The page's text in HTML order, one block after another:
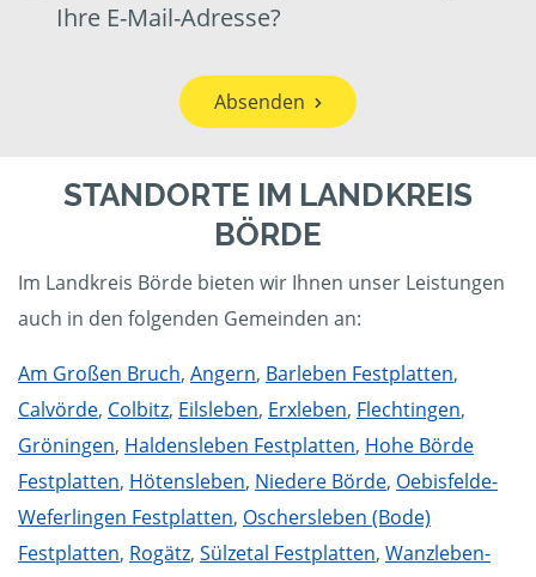
Ihre E-Mail-Adresse?
Absenden
STANDORTE IM LANDKREIS
BÖRDE
Im Landkreis Börde bieten wir Ihnen unser Leistungen
auch in den folgenden Gemeinden an:
Am Großen Bruch, Angern, Barleben Festplatten,
Calvörde, Colbitz, Eilsleben, Erxleben, Flechtingen,
Gröningen, Haldensleben Festplatten, Hohe Börde
Festplatten, Hötensleben, Niedere Börde, Oebisfelde-
Weferlingen Festplatten, Oschersleben (Bode)
Festplatten, Rogätz, Sülzetal Festplatten, Wanzleben-